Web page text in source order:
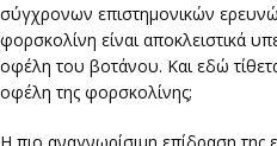
σύγχρονων επιστημονικών
φορσκολίνη είναι αποκλειστικά
οφέλη του βοτάνου. Και εδώ
οφέλη της φορσκολίνης;
Η πιο αναγνωρίσιμη επίδραση της